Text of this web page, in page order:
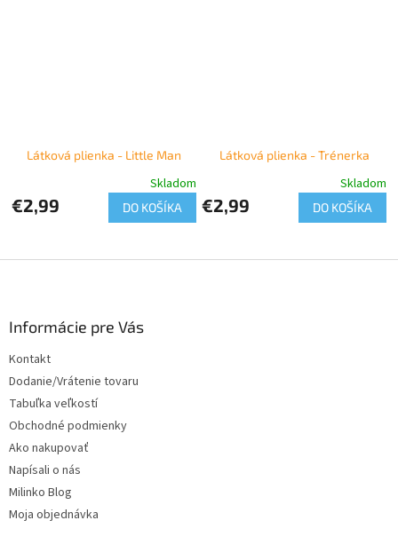
Látková plienka - Little Man
Skladom
€2,99 DO KOŠÍKA
Látková plienka - Trénerka
Skladom
€2,99 DO KOŠÍKA
Informácie pre Vás
Kontakt
Dodanie/Vrátenie tovaru
Tabuľka veľkostí
Obchodné podmienky
Ako nakupovať
Napísali o nás
Milinko Blog
Moja objednávka